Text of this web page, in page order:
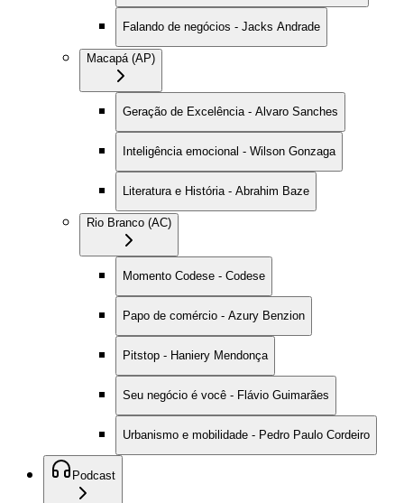
Falando de negócios - Jacks Andrade
Macapá (AP)
Geração de Excelência - Alvaro Sanches
Inteligência emocional - Wilson Gonzaga
Literatura e História - Abrahim Baze
Rio Branco (AC)
Momento Codese - Codese
Papo de comércio - Azury Benzion
Pitstop - Haniery Mendonça
Seu negócio é você - Flávio Guimarães
Urbanismo e mobilidade - Pedro Paulo Cordeiro
Podcast